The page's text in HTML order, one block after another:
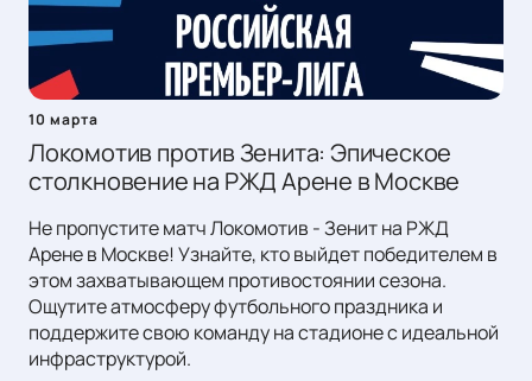
10 марта
Локомотив против Зенита: Эпическое
столкновение на РЖД Арене в Москве
Не пропустите матч Локомотив - Зенит на РЖД
Арене в Москве! Узнайте, кто выйдет победителем в
этом захватывающем противостоянии сезона.
Ощутите атмосферу футбольного праздника и
поддержите свою команду на стадионе с идеальной
инфраструктурой.